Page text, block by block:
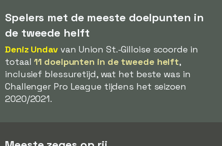
Spelers met de meeste doelpunten in
de tweede helft
Deniz Undavvan Union St.-Gilloise scoorde in
totaal11 doelpunten in de tweede helft,
inclusief blessuretijd, wat het beste was in
Challenger Pro League tijdens het seizoen
2020/2021.